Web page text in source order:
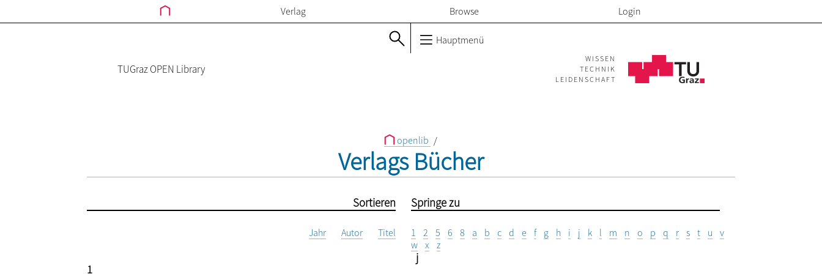
Verlag Browse Login
Hauptmenü
TUGraz OPEN Library
WISSEN
TECHNIK
LEIDENSCHAFT
openlib /
Verlags Bücher
1
j
Sortieren
Titel
Autor
Jahr
Springe zu
1 2 5 6 8 a b c d e f g h i j k l m n o p q r s t u
v
w x z